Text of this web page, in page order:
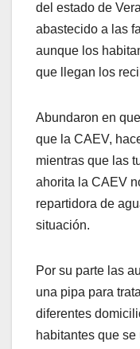
del estado de
abastecido a las
aunque los
que llegan los
Abundaron en
que la CAEV,
mientras que las
ahorita la CAEV
repartidora de
situación.
Por su parte las
una pipa para
diferentes
habitantes que